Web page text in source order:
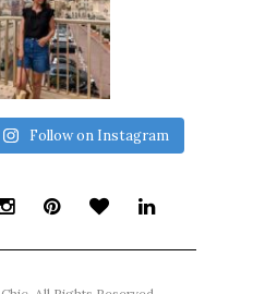
Follow on Instagram